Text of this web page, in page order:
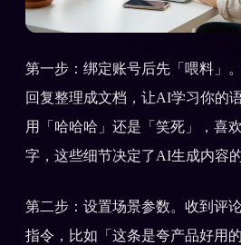
第一步：绑定账号后先「喂料」
回复整理成文档，让AI学习你
用「哈哈哈」还是「笑死」，喜
字，这些细节决定了AI生成内容
第二步：设置场景参数。收到评
指令，比如「这条是夸产品好用